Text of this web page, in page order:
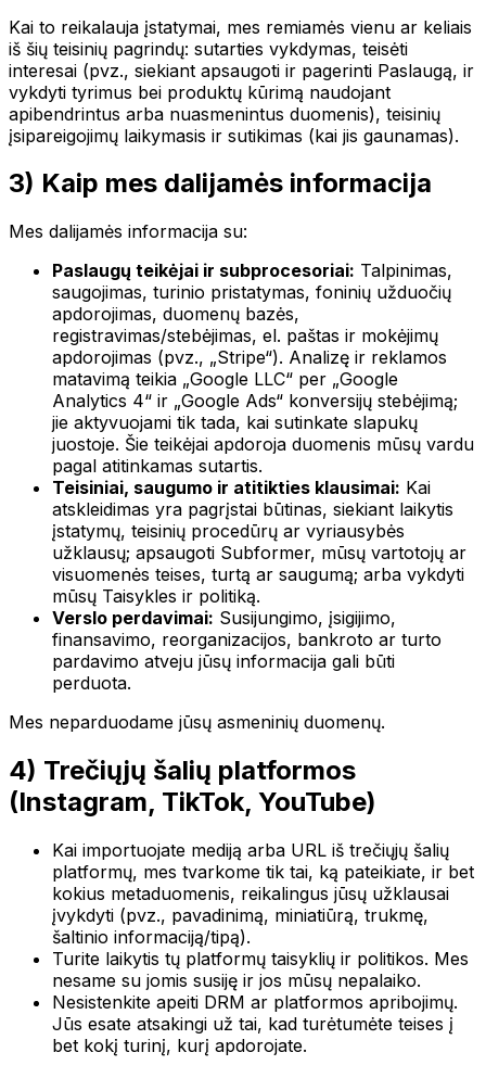
Kai to reikalauja įstatymai, mes remiamės vienu ar keliais
iš šių teisinių pagrindų: sutarties vykdymas, teisėti
interesai (pvz., siekiant apsaugoti ir pagerinti Paslaugą, ir
vykdyti tyrimus bei produktų kūrimą naudojant
apibendrintus arba nuasmenintus duomenis), teisinių
įsipareigojimų laikymasis ir sutikimas (kai jis gaunamas).
3) Kaip mes dalijamės informacija
Mes dalijamės informacija su:
Paslaugų teikėjai ir subprocesoriai: Talpinimas,
saugojimas, turinio pristatymas, foninių užduočių
apdorojimas, duomenų bazės,
registravimas/stebėjimas, el. paštas ir mokėjimų
apdorojimas (pvz., „Stripe“). Analizę ir reklamos
matavimą teikia „Google LLC“ per „Google
Analytics 4“ ir „Google Ads“ konversijų stebėjimą;
jie aktyvuojami tik tada, kai sutinkate slapukų
juostoje. Šie teikėjai apdoroja duomenis mūsų vardu
pagal atitinkamas sutartis.
Teisiniai, saugumo ir atitikties klausimai: Kai
atskleidimas yra pagrįstai būtinas, siekiant laikytis
įstatymų, teisinių procedūrų ar vyriausybės
užklausų; apsaugoti Subformer, mūsų vartotojų ar
visuomenės teises, turtą ar saugumą; arba vykdyti
mūsų Taisykles ir politiką.
Verslo perdavimai: Susijungimo, įsigijimo,
finansavimo, reorganizacijos, bankroto ar turto
pardavimo atveju jūsų informacija gali būti
perduota.
Mes neparduodame jūsų asmeninių duomenų.
4) Trečiųjų šalių platformos
(Instagram, TikTok, YouTube)
Kai importuojate mediją arba URL iš trečiųjų šalių
platformų, mes tvarkome tik tai, ką pateikiate, ir bet
kokius metaduomenis, reikalingus jūsų užklausai
įvykdyti (pvz., pavadinimą, miniatiūrą, trukmę,
šaltinio informaciją/tipą).
Turite laikytis tų platformų taisyklių ir politikos. Mes
nesame su jomis susiję ir jos mūsų nepalaiko.
Nesistenkite apeiti DRM ar platformos apribojimų.
Jūs esate atsakingi už tai, kad turėtumėte teises į
bet kokį turinį, kurį apdorojate.